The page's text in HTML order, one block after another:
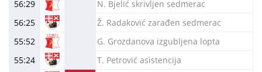
56:29
N. Bjelić skrivljen sedmerac
56:25
Ž. Radaković zarađen sedmerac
55:52
G. Grozdanova izgubljena lopta
55:24
T. Petrović asistencija